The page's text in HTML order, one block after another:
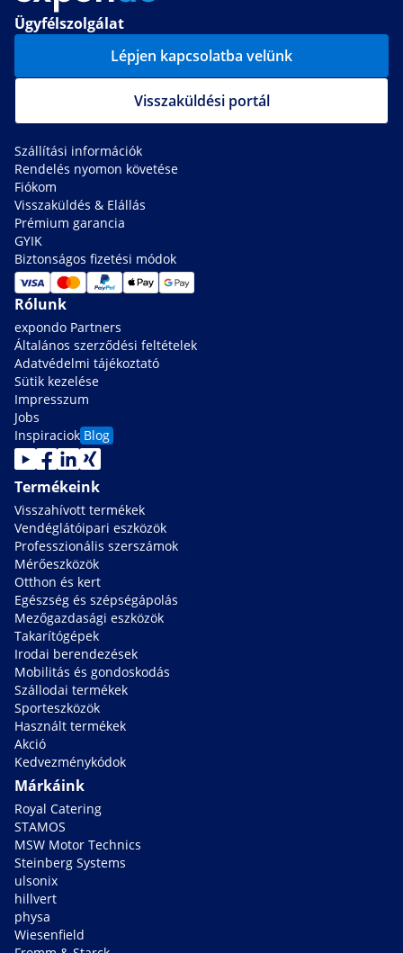
Ügyfélszolgálat
Lépjen kapcsolatba velünk
Visszaküldési portál
Szállítási információk
Rendelés nyomon követése
Fiókom
Visszaküldés & Elállás
Prémium garancia
GYIK
Biztonságos fizetési módok
Rólunk
expondo Partners
Általános szerződési feltételek
Adatvédelmi tájékoztató
Sütik kezelése
Impresszum
Jobs
Inspiraciok Blog
Termékeink
Visszahívott termékek
Vendéglátóipari eszközök
Professzionális szerszámok
Mérőeszközök
Otthon és kert
Egészség és szépségápolás
Mezőgazdasági eszközök
Takarítógépek
Irodai berendezések
Mobilitás és gondoskodás
Szállodai termékek
Sporteszközök
Használt termékek
Akció
Kedvezménykódok
Márkáink
Royal Catering
STAMOS
MSW Motor Technics
Steinberg Systems
ulsonix
hillvert
physa
Wiesenfield